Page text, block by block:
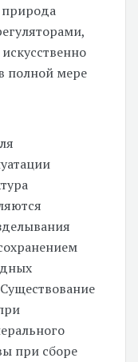
природа
полной мере
при сборе